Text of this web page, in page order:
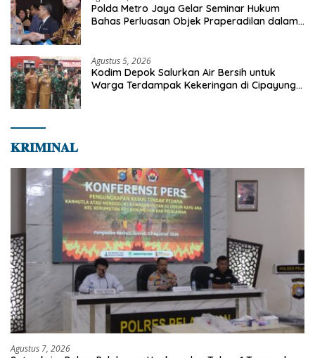
Polda Metro Jaya Gelar Seminar Hukum
Bahas Perluasan Objek Praperadilan dalam
Agustus 5, 2026
Kodim Depok Salurkan Air Bersih untuk
Warga Terdampak Kekeringan di Cipayung
𝐊𝐑𝐈𝐌𝐈𝐍𝐀𝐋
Agustus 7, 2026